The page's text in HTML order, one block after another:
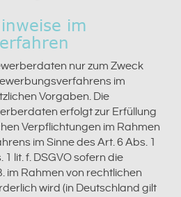
im
nur zum Zweck
im
Vorgaben. Die
erfolgt zur Erfüllung
Verpflichtungen im Rahmen
im Sinne des Art. 6 Abs. 1
1 lit. f. DSGVO sofern die
im Rahmen von rechtlichen
wird (in Deutschland gilt